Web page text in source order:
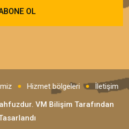
Hizmet bölgeleri
İletişim
VM Bilişim Tarafından